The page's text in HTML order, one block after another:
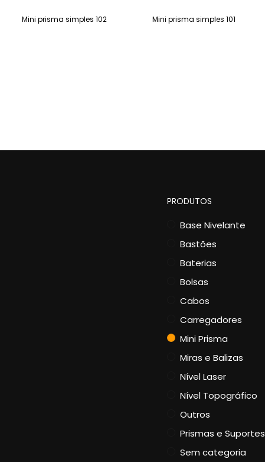
Mini prisma simples 102 Mini prisma simples 101
PRODUTOS
Base Nivelante
Bastões
Baterias
Bolsas
Cabos
Carregadores
Mini Prisma
Miras e Balizas
Nível Laser
Nível Topográfico
Outros
Prismas e Suportes
Sem categoria